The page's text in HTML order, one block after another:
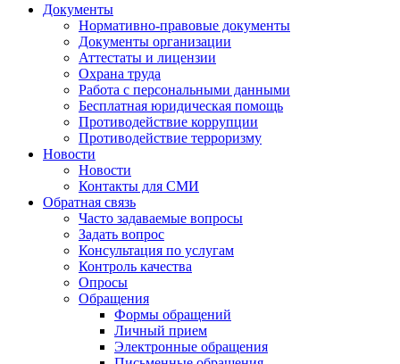
Документы
Нормативно-правовые документы
Документы организации
Аттестаты и лицензии
Охрана труда
Работа с персональными данными
Бесплатная юридическая помощь
Противодействие коррупции
Противодействие терроризму
Новости
Новости
Контакты для СМИ
Обратная связь
Часто задаваемые вопросы
Задать вопрос
Консультация по услугам
Контроль качества
Опросы
Обращения
Формы обращений
Личный прием
Электронные обращения